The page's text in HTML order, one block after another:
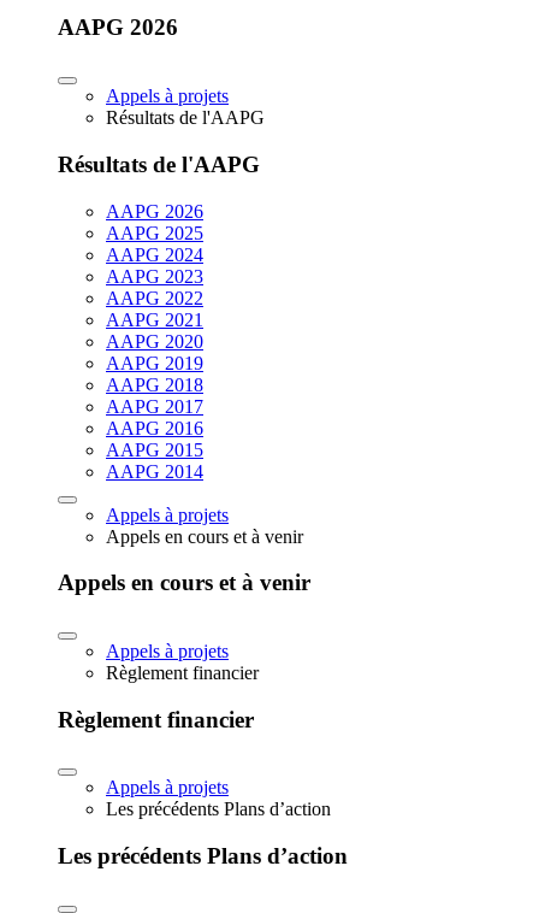
AAPG 2026
Appels à projets
Résultats de l'AAPG
Résultats de l'AAPG
AAPG 2026
AAPG 2025
AAPG 2024
AAPG 2023
AAPG 2022
AAPG 2021
AAPG 2020
AAPG 2019
AAPG 2018
AAPG 2017
AAPG 2016
AAPG 2015
AAPG 2014
Appels à projets
Appels en cours et à venir
Appels en cours et à venir
Appels à projets
Règlement financier
Règlement financier
Appels à projets
Les précédents Plans d’action
Les précédents Plans d’action